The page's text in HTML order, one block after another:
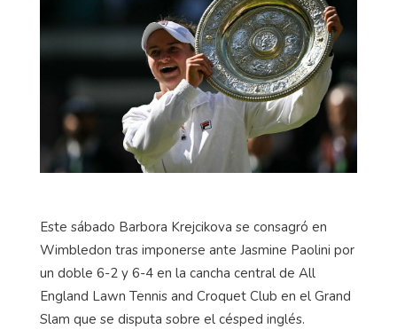
Este sábado Barbora Krejcikova se consagró en
Wimbledon tras imponerse ante Jasmine Paolini por
un doble 6-2 y 6-4 en la cancha central de All
England Lawn Tennis and Croquet Club en el Grand
Slam que se disputa sobre el césped inglés.